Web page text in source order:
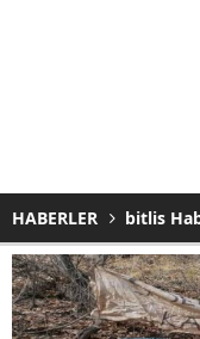
HABERLER bitlis